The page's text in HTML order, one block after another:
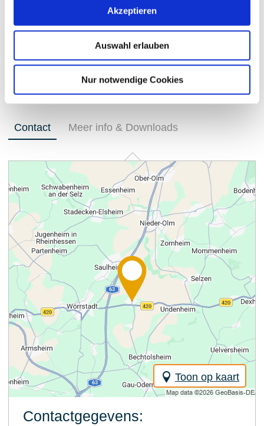
Akzeptieren
Auswahl erlauben
Nur notwendige Cookies
Contact Meer info & Downloads
Toon op kaart
Contactgegevens: